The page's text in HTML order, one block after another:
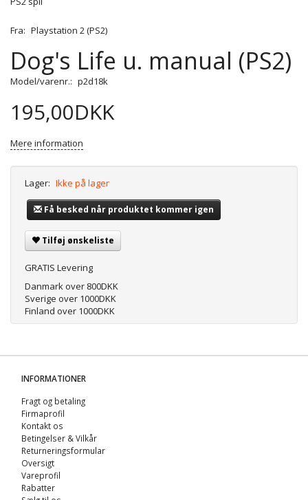
Fra: Playstation 2 (PS2)
Dog's Life u. manual (PS2)
Model/varenr.: p2d18k
195,00DKK
Mere information
Lager: Ikke på lager
Få besked når produktet kommer igen
Tilføj ønskeliste
GRATIS Levering
Danmark over 800DKK
Sverige over 1000DKK
Finland over 1000DKK
INFORMATIONER
Fragt og betaling
Firmaprofil
Kontakt os
Betingelser & Vilkår
Returneringsformular
Oversigt
Vareprofil
Rabatter